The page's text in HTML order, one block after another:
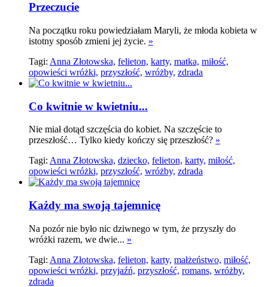
Przeczucie
Na początku roku powiedziałam Maryli, że młoda kobieta w
istotny sposób zmieni jej życie. »
Tagi: Anna Złotowska, felieton, karty, matka, miłość,
opowieści wróżki, przyszłość, wróżby, zdrada
Co kwitnie w kwietniu...
Nie miał dotąd szczęścia do kobiet. Na szczęście to
przeszłość… Tylko kiedy kończy się przeszłość? »
Tagi: Anna Złotowska, dziecko, felieton, karty, miłość,
opowieści wróżki, przyszłość, wróżby, zdrada
Każdy ma swoją tajemnicę
Na pozór nie było nic dziwnego w tym, że przyszły do
wróżki razem, we dwie... »
Tagi: Anna Złotowska, felieton, karty, małżeństwo, miłość,
opowieści wróżki, przyjaźń, przyszłość, romans, wróżby,
zdrada